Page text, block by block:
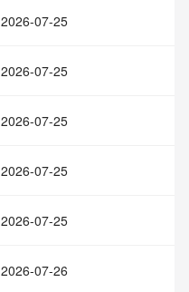
2026-07-25
2026-07-25
2026-07-25
2026-07-25
2026-07-25
2026-07-26